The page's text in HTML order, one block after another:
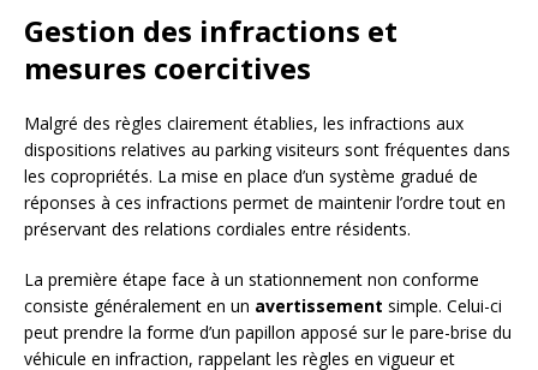
Gestion des infractions et
mesures coercitives
Malgré des règles clairement établies, les infractions aux
dispositions relatives au parking visiteurs sont fréquentes dans
les copropriétés. La mise en place d’un système gradué de
réponses à ces infractions permet de maintenir l’ordre tout en
préservant des relations cordiales entre résidents.
La première étape face à un stationnement non conforme
consiste généralement en un avertissement simple. Celui-ci
peut prendre la forme d’un papillon apposé sur le pare-brise du
véhicule en infraction, rappelant les règles en vigueur et